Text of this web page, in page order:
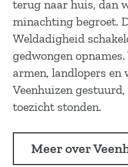
terug naar huis, dan
minachting begroet.
Weldadigheid
gedwongen
armen, landlopers en
Veenhuizen
toezicht stonden.
Meer over